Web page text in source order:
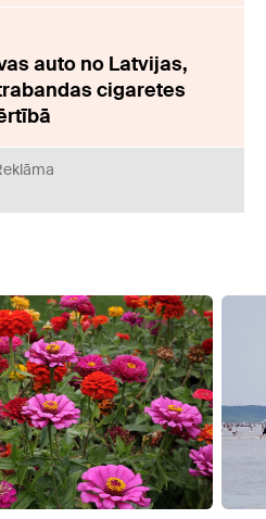
auto no Latvijas,
cigaretes